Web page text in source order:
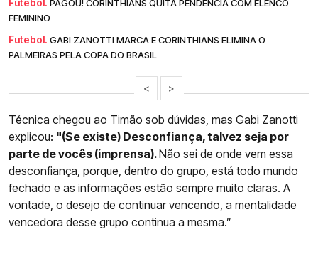
PAGOU! CORINTHIANS QUITA PENDÊNCIA COM ELENCO
FEMININO
Futebol. GABI ZANOTTI MARCA E CORINTHIANS ELIMINA O
PALMEIRAS PELA COPA DO BRASIL
< >
Técnica chegou ao Timão sob dúvidas, mas Gabi Zanotti
explicou: "(Se existe) Desconfiança, talvez seja por
parte de vocês (imprensa).Não sei de onde vem essa
desconfiança, porque, dentro do grupo, está todo mundo
fechado e as informações estão sempre muito claras. A
vontade, o desejo de continuar vencendo, a mentalidade
vencedora desse grupo continua a mesma.”